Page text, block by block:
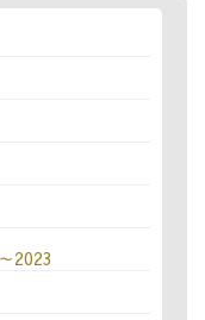
2023